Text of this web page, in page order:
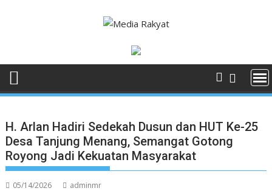
H. Arlan Hadiri Sedekah Dusun dan HUT Ke-25
Desa Tanjung Menang, Semangat Gotong
Royong Jadi Kekuatan Masyarakat
05/14/2026 adminmr